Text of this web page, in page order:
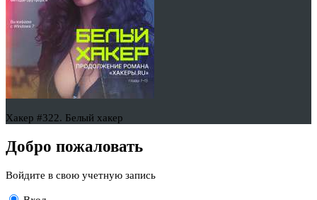
Хакер #322. Белый хакер
Добро пожаловать
Войдите в свою учетную запись